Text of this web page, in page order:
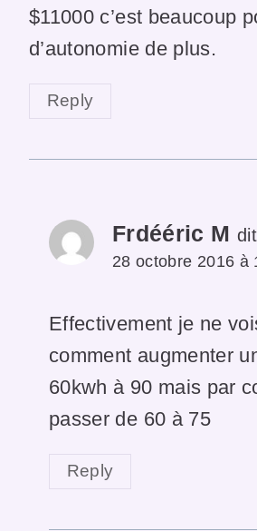
$11000 c’est beaucoup
d’autonomie de plus.
Reply
Frdééric M
28 octobre 2016 à
Effectivement je ne
comment augmenter
60kwh à 90 mais par
passer de 60 à 75
Reply